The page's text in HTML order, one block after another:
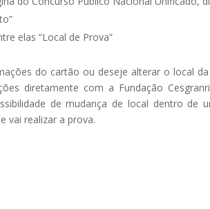
elas “Local de Prova”
do cartão ou deseje alterar o local
diretamente com a Fundação
de mudança de local dentro de
vai realizar a prova.